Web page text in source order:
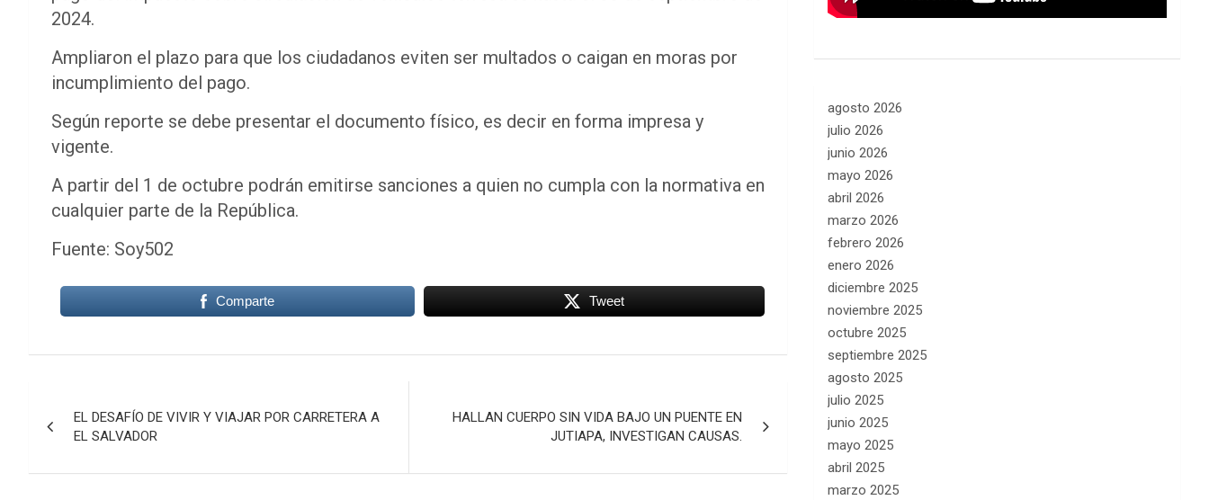
2024.
Ampliaron el plazo para que los ciudadanos eviten ser multados o caigan en moras por
incumplimiento del pago.
Según reporte se debe presentar el documento físico, es decir en forma impresa y
vigente.
A partir del 1 de octubre podrán emitirse sanciones a quien no cumpla con la normativa en
cualquier parte de la República.
Fuente: Soy502
Comparte Tweet
de
entradas
EL DESAFÍO DE VIVIR Y VIAJAR POR CARRETERA A
EL SALVADOR
HALLAN CUERPO SIN VIDA BAJO UN PUENTE EN
JUTIAPA, INVESTIGAN CAUSAS.
agosto 2026
julio 2026
junio 2026
mayo 2026
abril 2026
marzo 2026
febrero 2026
enero 2026
diciembre 2025
noviembre 2025
octubre 2025
septiembre 2025
agosto 2025
julio 2025
junio 2025
mayo 2025
abril 2025
marzo 2025